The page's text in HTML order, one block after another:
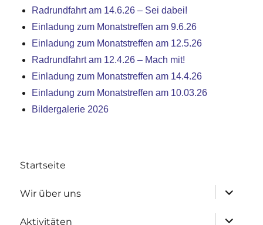
Radrundfahrt am 14.6.26 – Sei dabei!
Einladung zum Monatstreffen am 9.6.26
Einladung zum Monatstreffen am 12.5.26
Radrundfahrt am 12.4.26 – Mach mit!
Einladung zum Monatstreffen am 14.4.26
Einladung zum Monatstreffen am 10.03.26
Bildergalerie 2026
Startseite
Wir über uns
Aktivitäten